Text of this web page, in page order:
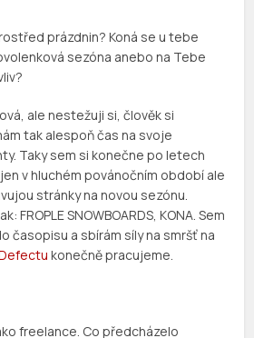
prázdnin? Koná se u tebe
sezóna anebo na Tebe
ale nestežuji si, člověk si
tak alespoň čas na svoje
Taky sem si konečne po letech
v hluchém povánočním období ale
stránky na novou sezónu.
FROPLE SNOWBOARDS, KONA. Sem
časopisu a sbírám síly na smršť na
konečně pracujeme.
freelance. Co předcházelo